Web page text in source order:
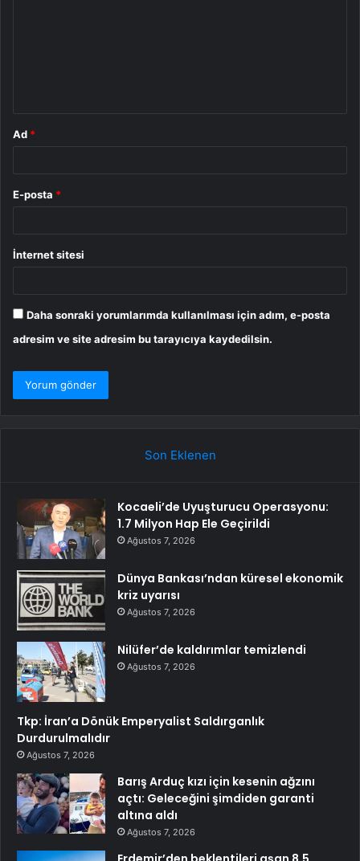
Ad *
E-posta *
İnternet sitesi
Daha sonraki yorumlarımda kullanılması için adım, e-posta
adresim ve site adresim bu tarayıcıya kaydedilsin.
Son Eklenen
Kocaeli’de Uyuşturucu Operasyonu:
1.7 Milyon Hap Ele Geçirildi
Ağustos 7, 2026
Dünya Bankası’ndan küresel ekonomik
kriz uyarısı
Ağustos 7, 2026
Nilüfer’de kaldırımlar temizlendi
Ağustos 7, 2026
Tkp: İran’a Dönük Emperyalist Saldırganlık
Durdurulmalıdır
Ağustos 7, 2026
Barış Arduç kızı için kesenin ağzını
açtı: Geleceğini şimdiden garanti
altına aldı
Ağustos 7, 2026